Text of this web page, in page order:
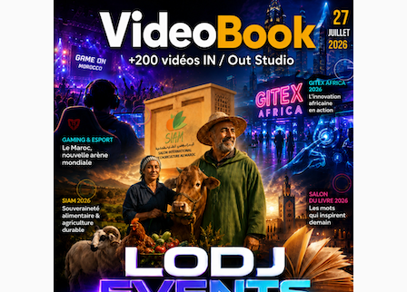
WEB TV LODJ24 : Youtube, kick et twitch
Plein écran